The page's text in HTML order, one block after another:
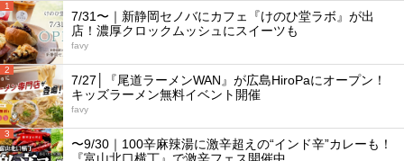
1
7/31〜｜新静岡セノバにカフェ『けのひ堂ラボ』が出
店！濃厚クロックムッシュにスイーツも
favy
2
7/27│『尾道ラーメンWAN』が広島HiroPaにオープン！
キッズラーメン無料イベント開催
favy
3
〜9/30｜100辛麻辣湯に激辛超えの“インド辛”カレーも！